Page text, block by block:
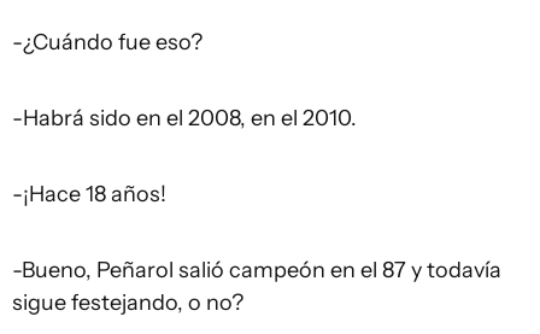
-¿Cuándo fue eso?
-Habrá sido en el 2008, en el 2010.
-¡Hace 18 años!
-Bueno, Peñarol salió campeón en el 87 y todavía
sigue festejando, o no?